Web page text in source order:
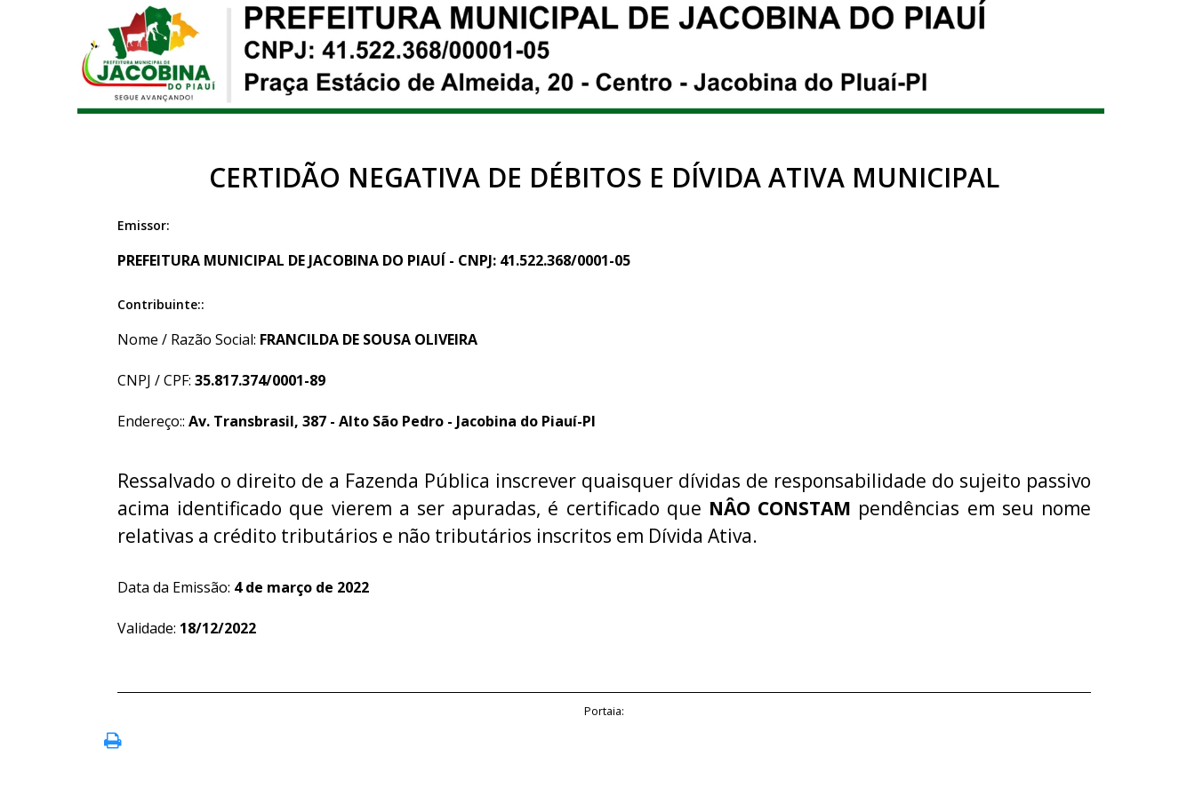
CERTIDÃO NEGATIVA DE DÉBITOS E DÍVIDA ATIVA MUNICIPAL
Emissor:
PREFEITURA MUNICIPAL DE JACOBINA DO PIAUÍ - CNPJ: 41.522.368/0001-05
Contribuinte::
Nome / Razão Social: FRANCILDA DE SOUSA OLIVEIRA
CNPJ / CPF: 35.817.374/0001-89
Endereço:: Av. Transbrasil, 387 - Alto São Pedro - Jacobina do Piauí-PI
Ressalvado o direito de a Fazenda Pública inscrever quaisquer dívidas de responsabilidade do sujeito passivo
acima identificado que vierem a ser apuradas, é certificado que NÂO CONSTAM pendências em seu nome
relativas a crédito tributários e não tributários inscritos em Dívida Ativa.
Data da Emissão: 4 de março de 2022
Validade: 18/12/2022
Portaia: